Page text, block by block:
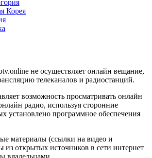
Корея
не осуществляет онлайн вещание,
телеканалов и радиостанций.
возможность просматривать онлайн
радио, используя сторонние
установлено программное обеспечения
материалы (ссылки на видео и
из открытых источников в сети интернет